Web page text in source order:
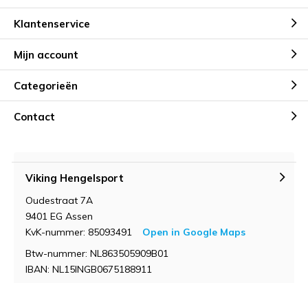
Klantenservice
Mijn account
Categorieën
Contact
Viking Hengelsport
Oudestraat 7A
9401 EG Assen
KvK-nummer: 85093491
Open in Google Maps
Btw-nummer: NL863505909B01
IBAN: NL15INGB0675188911